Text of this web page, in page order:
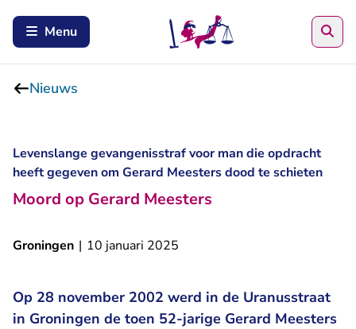
Menu
Nieuws
Levenslange gevangenisstraf voor man die opdracht
heeft gegeven om Gerard Meesters dood te schieten
Moord op Gerard Meesters
Groningen | 10 januari 2025
Op 28 november 2002 werd in de Uranusstraat
in Groningen de toen 52-jarige Gerard Meesters